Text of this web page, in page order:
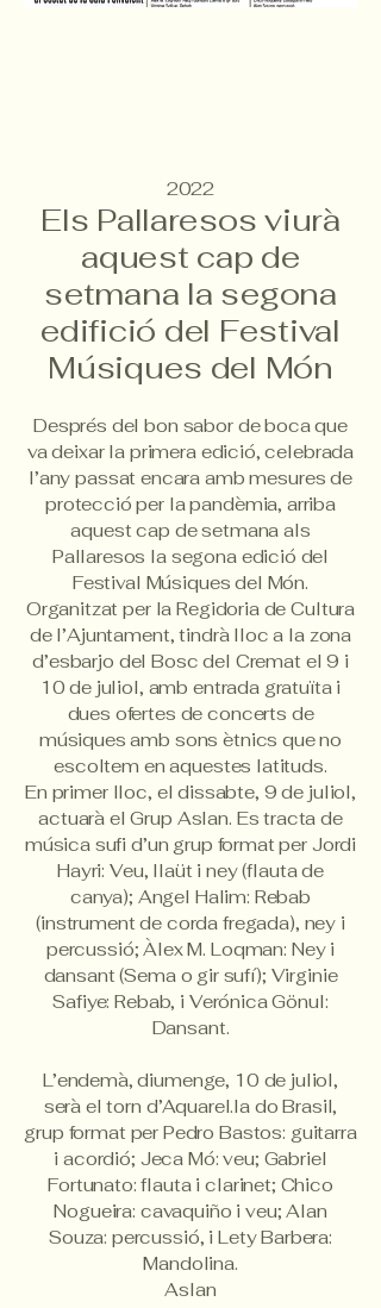
2022
Els Pallaresos viurà
aquest cap de
setmana la segona
edifició del Festival
Músiques del Món
Després del bon sabor de boca que
va deixar la primera edició, celebrada
l’any passat encara amb mesures de
protecció per la pandèmia, arriba
aquest cap de setmana als
Pallaresos la segona edició del
Festival Músiques del Món.
Organitzat per la Regidoria de Cultura
de l’Ajuntament, tindrà lloc a la zona
d’esbarjo del Bosc del Cremat el 9 i
10 de juliol, amb entrada gratuïta i
dues ofertes de concerts de
músiques amb sons ètnics que no
escoltem en aquestes latituds.
En primer lloc, el dissabte, 9 de juliol,
actuarà el Grup Aslan. Es tracta de
música sufi d’un grup format per Jordi
Hayri: Veu, llaüt i ney (flauta de
canya); Angel Halim: Rebab
(instrument de corda fregada), ney i
percussió; Àlex M. Loqman: Ney i
dansant (Sema o gir sufí); Virginie
Safiye: Rebab, i Verónica Gönul:
Dansant.
L’endemà, diumenge, 10 de juliol,
serà el torn d’Aquarel.la do Brasil,
grup format per Pedro Bastos: guitarra
i acordió; Jeca Mó: veu; Gabriel
Fortunato: flauta i clarinet; Chico
Nogueira: cavaquiño i veu; Alan
Souza: percussió, i Lety Barbera:
Mandolina.
Aslan